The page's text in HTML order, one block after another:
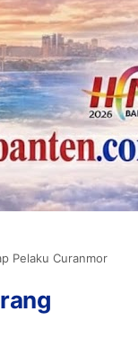
Pelaku Curanmor